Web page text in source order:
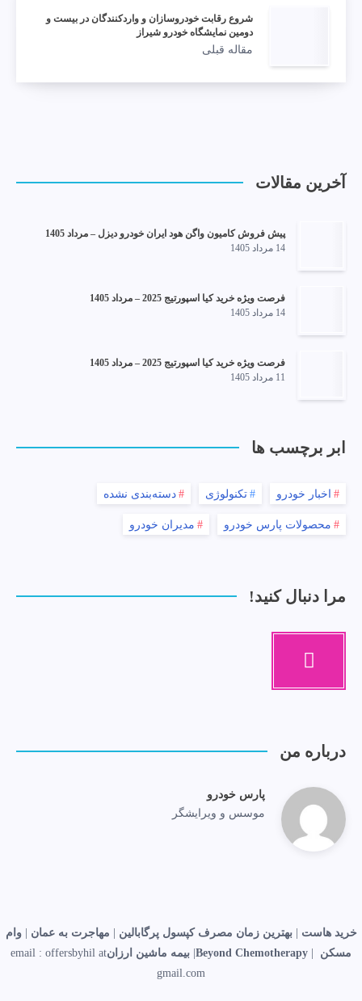
شروع رقابت خودروسازان و واردکنندگان در بیست و
دومین نمایشگاه خودرو شیراز
مقاله قبلی
آخرین مقالات
پیش فروش کامیون واگن هود ایران خودرو دیزل – مرداد 1405
14 مرداد 1405
فرصت ویژه خرید کیا اسپورتیج 2025 – مرداد 1405
14 مرداد 1405
فرصت ویژه خرید کیا اسپورتیج 2025 – مرداد 1405
11 مرداد 1405
ابر برچسب ها
اخبار خودرو تکنولوژی دسته‌بندی نشده
محصولات پارس خودرو مدیران خودرو
مرا دنبال کنید!
درباره من
پارس خودرو
موسس و ویرایشگر
خرید هاست |بهترین زمان مصرف کپسول پرگابالین مهاجرت به عمان |وام
مسکن
Beyond Chemotherapy بیمه ماشین ارزانemail : offersbyhil at
gmail.com